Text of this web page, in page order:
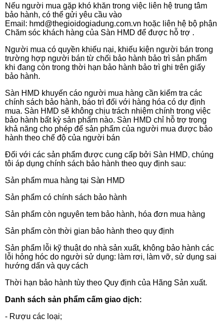
Nếu người mua gặp khó khăn trong việc liên hệ trung tâm
bảo hành, có thể gửi yêu cầu vào
Email: hmd@thegioidogiadung.com.vn hoặc liên hệ bộ phận
Chăm sóc khách hàng của Sàn HMD để được hỗ trợ .
Người mua có quyền khiếu nại, khiếu kiện người bán trong
trường hợp người bán từ chối bảo hành bảo trì sản phẩm
khi đang còn trong thời hạn bảo hành bảo trì ghi trên giấy
bảo hành.
Sàn HMD khuyến cáo người mua hàng cần kiểm tra các
chính sách bảo hành, báo trì đối với hàng hóa có dự định
mua. Sàn HMD sẽ không chịu trách nhiệm chính trong việc
bảo hành bất kỳ sản phẩm nào. Sàn HMD chỉ hỗ trợ trong
khả năng cho phép để sản phẩm của người mua được bảo
hành theo chế độ của người bán
Đối với các sản phẩm được cung cấp bởi Sàn HMD, chúng
tôi áp dụng chính sách bảo hành theo quy định sau:
Sản phẩm mua hàng tại Sàn HMD
Sản phẩm có chính sách bảo hành
Sản phẩm còn nguyên tem bảo hành, hóa đơn mua hàng
Sản phẩm còn thời gian bảo hành theo quy định
Sản phẩm lỗi kỹ thuật do nhà sản xuất, không bảo hành các
lỗi hỏng hóc do người sử dụng: làm rơi, làm vỡ, sử dụng sai
hướng dấn và quycách
Thời hạn bảo hành tùy theo Quy định của Hãng Sản xuất.
Danh sách sản phẩm cấm giao dịch:
- Rượu các loại;